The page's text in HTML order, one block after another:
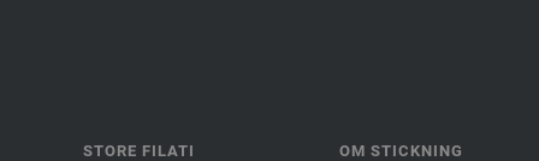
STORE FILATI OM STICKNING